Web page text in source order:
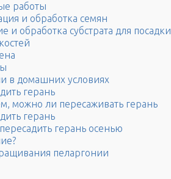
работы
и обработка семян
и обработка субстрата для посадки
в домашних условиях
герань
можно ли пересаживать герань
герань
герань осенью
пеларгонии